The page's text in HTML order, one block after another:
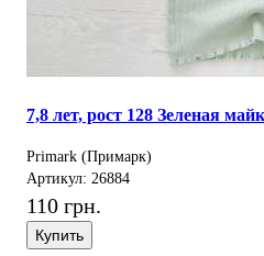
7,8 лет, рост 128 Зеленая
Primark (Примарк)
Артикул: 26884
110 грн.
Купить